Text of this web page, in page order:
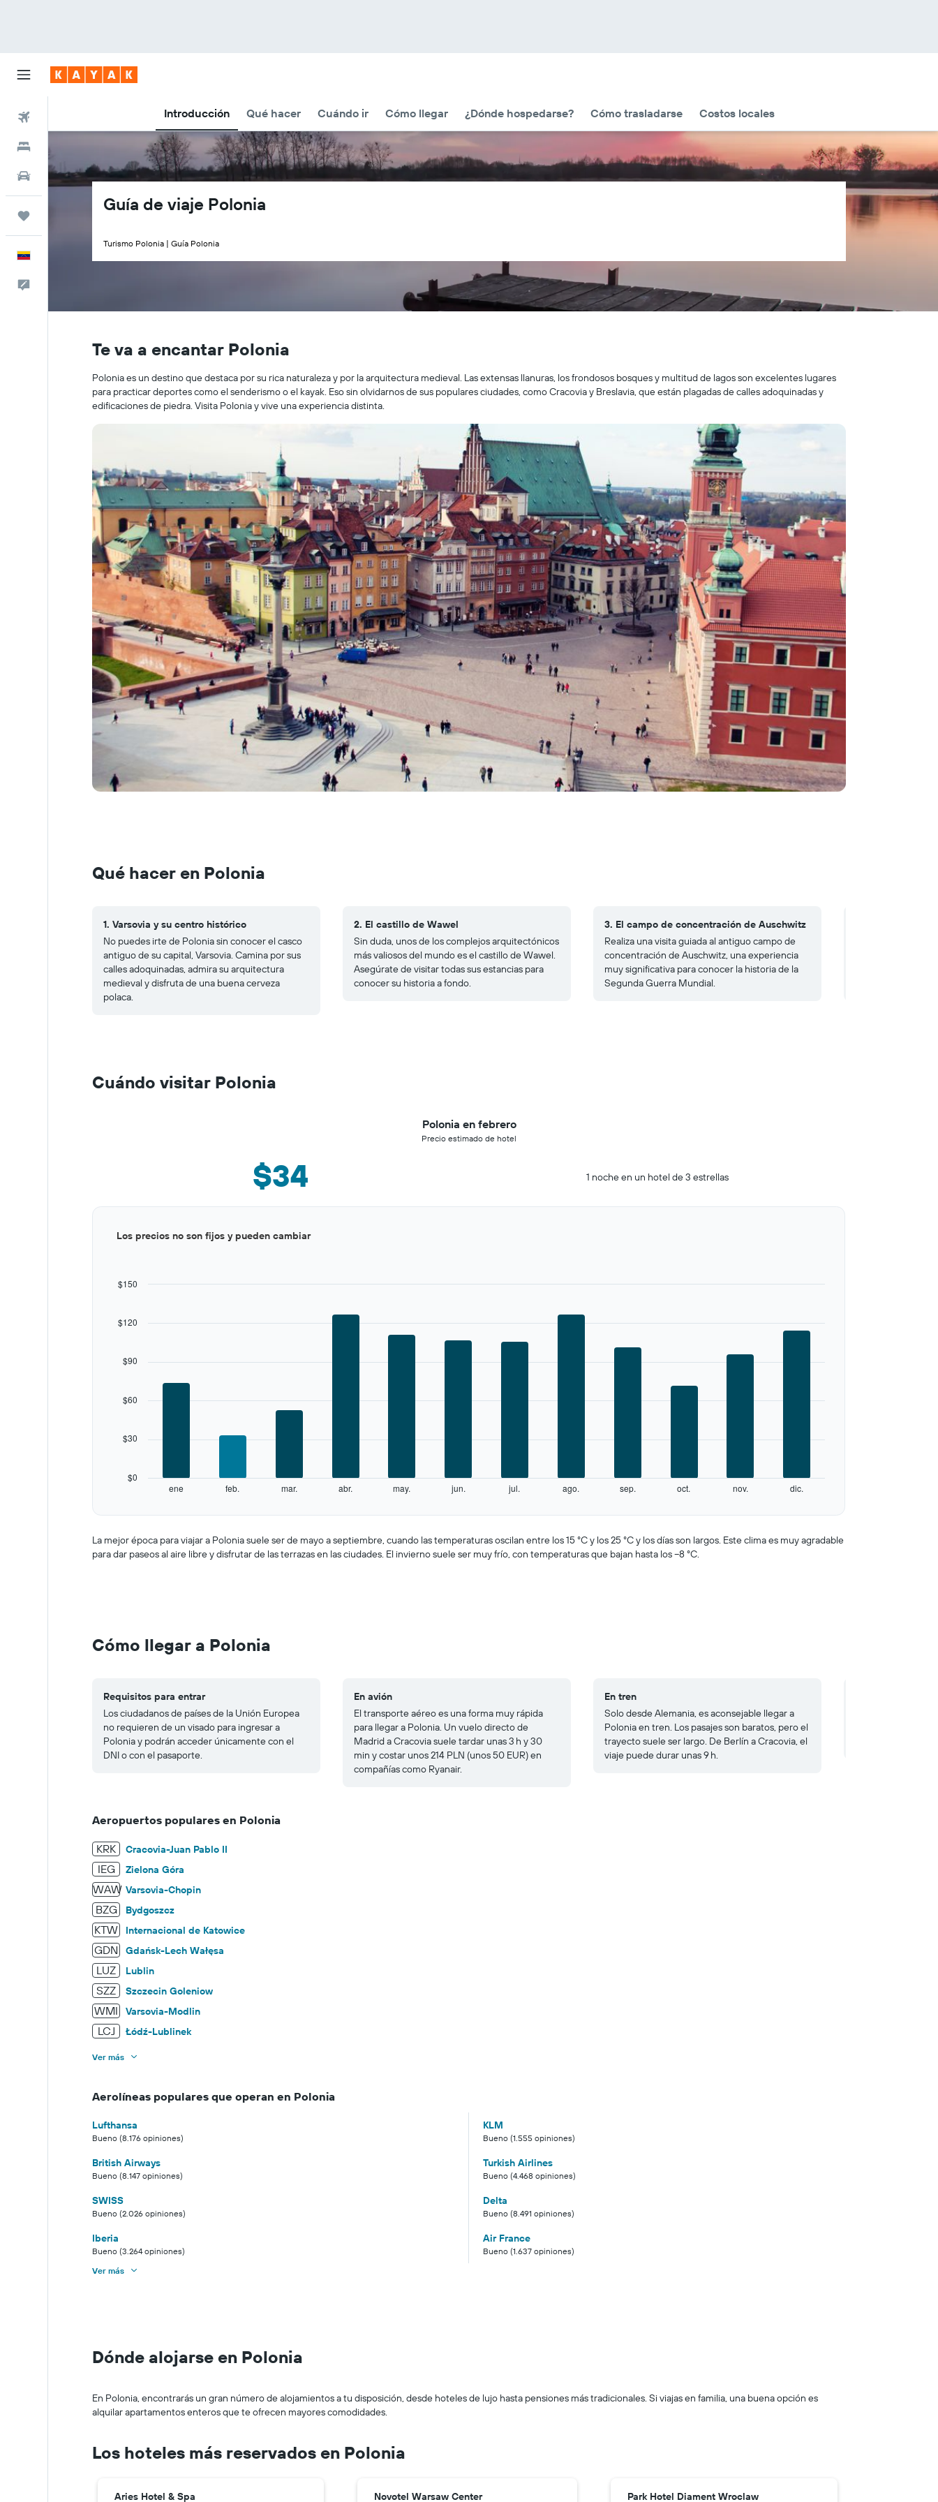
Introducción Qué hacer Cuándo ir Cómo llegar ¿Dónde hospedarse? Cómo trasladarse Costos locales
Hoteles
Autos
Guía de viaje Polonia
Turismo Polonia | Guía Polonia
Te va a encantar Polonia
Polonia es un destino que destaca por su rica naturaleza y por la arquitectura medieval. Las extensas llanuras, los frondosos bosques y multitud de lagos son excelentes lugares
para practicar deportes como el senderismo o el kayak. Eso sin olvidarnos de sus populares ciudades, como Cracovia y Breslavia, que están plagadas de calles adoquinadas y
edificaciones de piedra. Visita Polonia y vive una experiencia distinta.
Qué hacer en Polonia
1. Varsovia y su centro histórico
No puedes irte de Polonia sin conocer el casco
antiguo de su capital, Varsovia. Camina por sus
calles adoquinadas, admira su arquitectura
medieval y disfruta de una buena cerveza
polaca.
2. El castillo de Wawel
Sin duda, unos de los complejos arquitectónicos
más valiosos del mundo es el castillo de Wawel.
Asegúrate de visitar todas sus estancias para
conocer su historia a fondo.
3. El campo de concentración de Auschwitz
Realiza una visita guiada al antiguo campo de
concentración de Auschwitz, una experiencia
muy significativa para conocer la historia de la
Segunda Guerra Mundial.
Cuándo visitar Polonia
Polonia en febrero
Precio estimado de hotel
$34 1 noche en un hotel de 3 estrellas
Range:
categories.
values.
Range:
graphic.
ene feb. mar. abr. may. jun. jul. ago. sep. oct. nov. dic.
$0
$30
$60
$90
$120
$150
Los precios no son fijos y pueden cambiar
of
interactive
La mejor época para viajar a Polonia suele ser de mayo a septiembre, cuando las temperaturas oscilan entre los 15 °C y los 25 °C y los días son largos. Este clima es muy agradable
para dar paseos al aire libre y disfrutar de las terrazas en las ciudades. El invierno suele ser muy frío, con temperaturas que bajan hasta los −8 °C.
Cómo llegar a Polonia
Requisitos para entrar
Los ciudadanos de países de la Unión Europea
no requieren de un visado para ingresar a
Polonia y podrán acceder únicamente con el
DNI o con el pasaporte.
En avión
El transporte aéreo es una forma muy rápida
para llegar a Polonia. Un vuelo directo de
Madrid a Cracovia suele tardar unas 3 h y 30
min y costar unos 214 PLN (unos 50 EUR) en
compañías como Ryanair.
En tren
Solo desde Alemania, es aconsejable llegar a
Polonia en tren. Los pasajes son baratos, pero el
trayecto suele ser largo. De Berlín a Cracovia, el
viaje puede durar unas 9 h.
Aeropuertos populares en Polonia
KRK Cracovia-Juan Pablo II
IEG Zielona Góra
WAW Varsovia-Chopin
BZG Bydgoszcz
KTW Internacional de Katowice
GDN Gdańsk-Lech Wałęsa
LUZ Lublin
SZZ Szczecin Goleniow
WMI Varsovia-Modlin
LCJ Łódź-Lublinek
Ver más
Aerolíneas populares que operan en Polonia
Lufthansa
Bueno (8.176 opiniones)
KLM
Bueno (1.555 opiniones)
British Airways
Bueno (8.147 opiniones)
Turkish Airlines
Bueno (4.468 opiniones)
SWISS
Bueno (2.026 opiniones)
Delta
Bueno (8.491 opiniones)
Iberia
Bueno (3.264 opiniones)
Air France
Bueno (1.637 opiniones)
Ver más
Dónde alojarse en Polonia
En Polonia, encontrarás un gran número de alojamientos a tu disposición, desde hoteles de lujo hasta pensiones más tradicionales. Si viajas en familia, una buena opción es
alquilar apartamentos enteros que te ofrecen mayores comodidades.
Los hoteles más reservados en Polonia
Aries Hotel & Spa Novotel Warsaw Center Park Hotel Diament Wroclaw